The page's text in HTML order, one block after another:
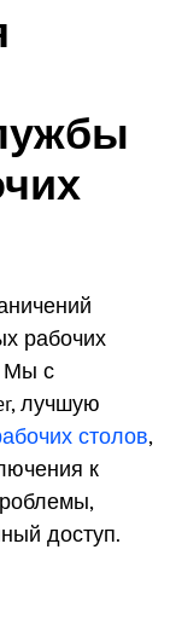
рабочих
Мы с
лучшую
столов,
к
доступ.